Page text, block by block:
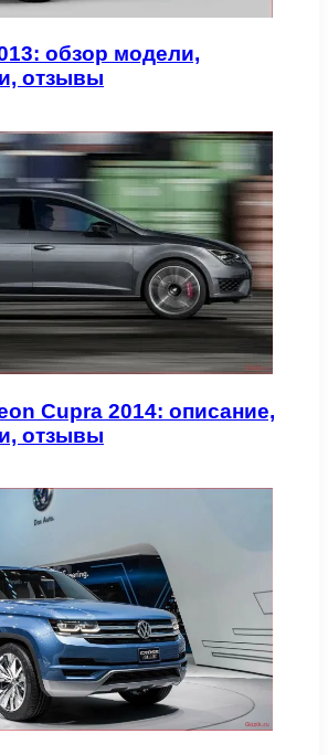
обзор модели,
отзывы
Cupra 2014: описание,
отзывы